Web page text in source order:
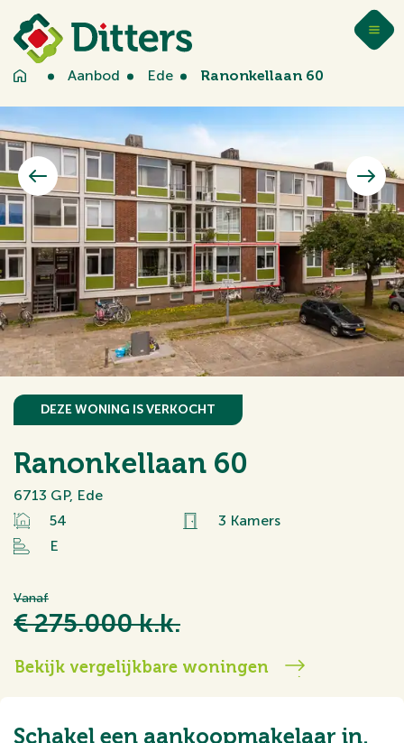
Aanbod Ede Ranonkellaan 60
DEZE WONING IS VERKOCHT
Ranonkellaan 60
6713 GP, Ede
54
3 Kamers
E
Vanaf
€ 275.000 k.k.
Bekijk vergelijkbare woningen
Schakel een aankoopmakelaar in.